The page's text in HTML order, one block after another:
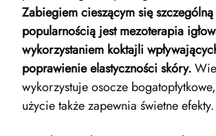
Zabiegiem cieszącym się szczególną
popularnością jest mezoterapia
wykorzystaniem koktajli
poprawienie elastyczności skóry.
wykorzystuje osocze
użycie także zapewnia świetne efekty.